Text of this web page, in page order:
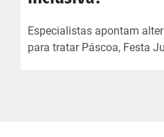
Especialistas apontam
para tratar Páscoa, Festa